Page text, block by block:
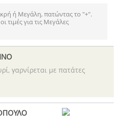
ή Μεγάλη, πατώντας το "+".
τιμές για τις Μεγάλες
γαρνίρεται με πατάτες